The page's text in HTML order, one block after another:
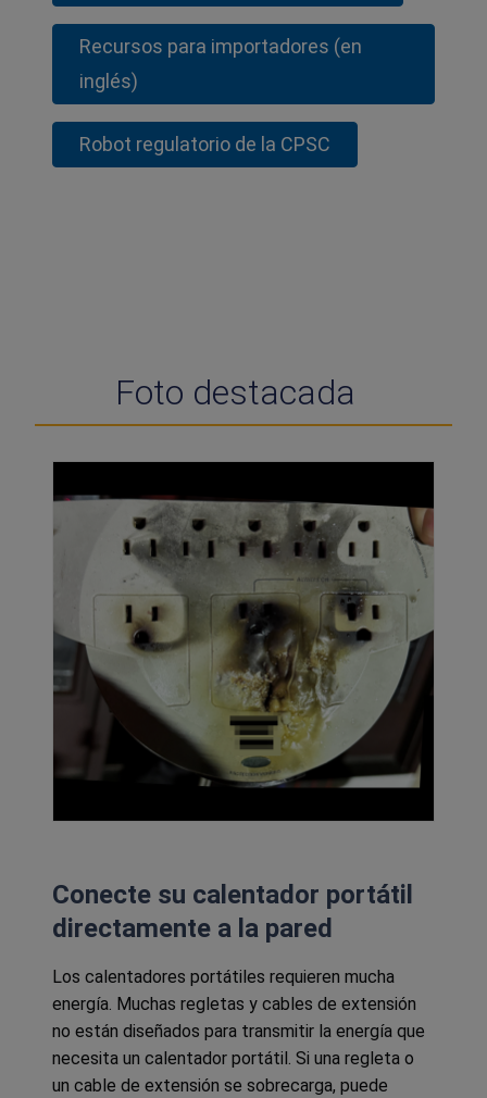
Recursos para importadores (en
inglés)
Robot regulatorio de la CPSC
Foto destacada
Conecte su calentador portátil
directamente a la pared
Los calentadores portátiles requieren mucha
energía. Muchas regletas y cables de extensión
no están diseñados para transmitir la energía que
necesita un calentador portátil. Si una regleta o
un cable de extensión se sobrecarga, puede